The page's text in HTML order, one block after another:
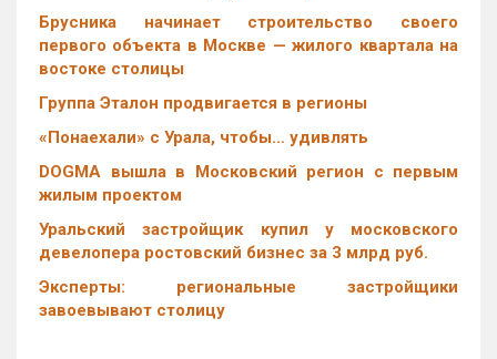
Брусника начинает строительство своего
первого объекта в Москве — жилого квартала на
востоке столицы
Группа Эталон продвигается в регионы
«Понаехали» с Урала, чтобы… удивлять
DOGMA вышла в Московский регион с первым
жилым проектом
Уральский застройщик купил у московского
девелопера ростовский бизнес за 3 млрд руб.
Эксперты: региональные застройщики
завоевывают столицу